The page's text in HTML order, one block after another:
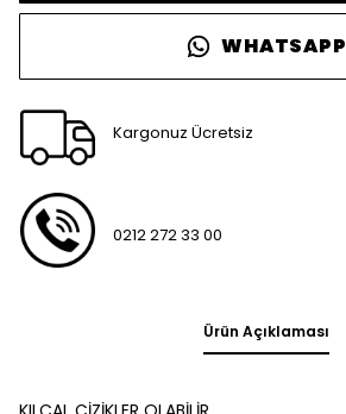
WHATSAPP
Kargonuz Ücretsiz
0212 272 33 00
Ürün Açıklaması